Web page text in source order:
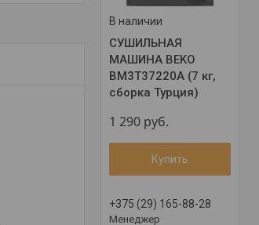
В наличии
СУШИЛЬНАЯ
МАШИНА BEKO
BM3T37220A (7 кг,
сборка Турция)
1 290 руб.
Купить
+375 (29) 165-88-28
Менеджер